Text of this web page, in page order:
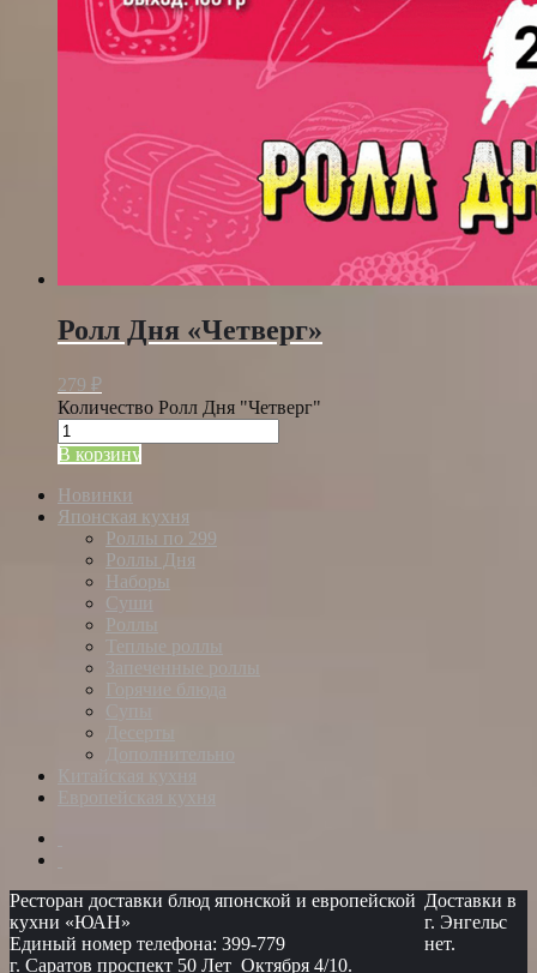
Ролл Дня «Четверг»
279 ₽
Количество Ролл Дня "Четверг"
В корзину
Новинки
Японская кухня
Роллы по 299
Роллы Дня
Наборы
Суши
Роллы
Теплые роллы
Запеченные роллы
Горячие блюда
Супы
Десерты
Дополнительно
Ресторан доставки блюд японской и европейской
кухни «ЮАН»
Единый номер телефона: 399-779
г. Саратов проспект 50 Лет Октября 4/10.
Доставки в
г. Энгельс
нет.